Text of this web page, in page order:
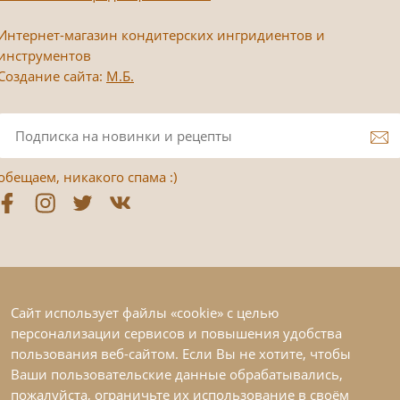
магазин кондитерских ингридиентов и
сайта: М.Б.
никакого спама :)
Сайт использует файлы «cookie» с целью
персонализации сервисов и повышения удобства
пользования веб-сайтом. Если Вы не хотите, чтобы
Ваши пользовательские данные обрабатывались,
пожалуйста, ограничьте их использование в своём